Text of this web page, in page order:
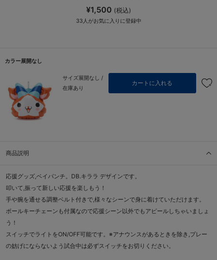
¥1,500 (税込)
33 人がお気に入りに登録中
カラー展開なし
サイズ展開なし /
在庫あり
カートに入れる
商品説明
応援グッズ,ベイパンチ。DB.キララ デザインです。
叩いて,振って新しい応援を楽しもう！
手や腕を通せる調整ベルト付きで,様々なシーンで身に着けていただけます。
ボールキーチェーンも付属なので応援シーン以外でもアピールしちゃいましょ
う！
スイッチでライトをON/OFF可能です。※アナウンスがあるときを除き,プレー
の妨げにならないよう試合中は必ずスイッチをお切りください。